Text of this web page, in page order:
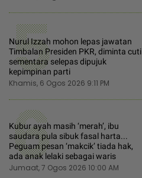
5
Nurul Izzah mohon lepas jawatan
Timbalan Presiden PKR, diminta cuti
sementara selepas dipujuk
kepimpinan parti
Khamis, 6 Ogos 2026 9:11 PM
6
Kubur ayah masih ‘merah’, ibu
saudara pula sibuk fasal harta...
Peguam pesan ‘makcik’ tiada hak,
ada anak lelaki sebagai waris
Jumaat, 7 Ogos 2026 10:00 AM